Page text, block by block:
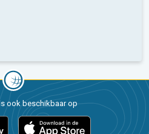
ook beschikbaar op